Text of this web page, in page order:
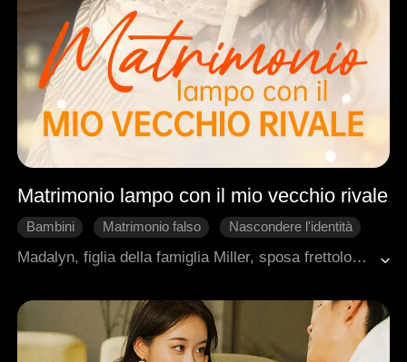
Matrimonio lampo con il mio vecchio rivale
Bambini Matrimonio falso
Nascondere l'identità
Romanzo sentimentale moderno
Madalyn, figlia della famiglia Miller, sposa frettolosamente un uomo povero con una figlia. Con il passare del tempo, la donna ha gradualmente svelato la misteriosa identità del marito. Inaspettatamente scopre che l'uomo con cui sta ogni giorno è in realtà il presidente della società rivale, scatenando in lei un profondo shock e una lotta interiore.